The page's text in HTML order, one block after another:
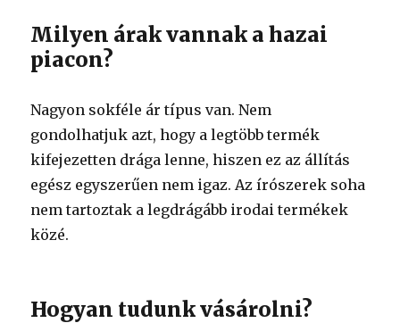
Milyen árak vannak a hazai
piacon?
Nagyon sokféle ár típus van. Nem
gondolhatjuk azt, hogy a legtöbb termék
kifejezetten drága lenne, hiszen ez az állítás
egész egyszerűen nem igaz. Az írószerek soha
nem tartoztak a legdrágább irodai termékek
közé.
Hogyan tudunk vásárolni?